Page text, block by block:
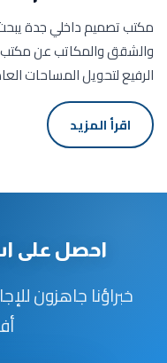
مكتب تصميم داخلي جدة
والشقق والمكاتب عن مكتب
الرفيع لتحويل المساحات
اقرأ المزيد
احصل على
خبراؤنا جاهزون